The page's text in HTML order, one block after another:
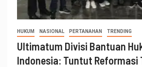
HUKUM NASIONAL PERTANAHAN TRENDING
Ultimatum Divisi Bantuan
Indonesia: Tuntut Reformasi